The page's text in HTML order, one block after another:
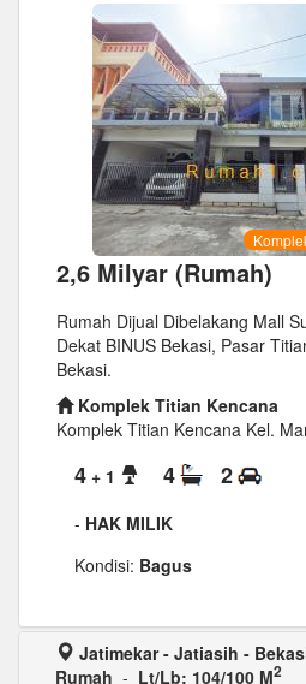
2,6 Milyar (Rumah)
Rumah Dijual Dibelakang Mall
Dekat BINUS Bekasi, Pasar
Bekasi.
Komplek Titian Kencana
Komplek Titian Kencana Kel.
4 + 1 4 2
- HAK MILIK
Kondisi: Bagus
Jatimekar - Jatiasih -
Rumah - Lt/Lb: 104/100 M2